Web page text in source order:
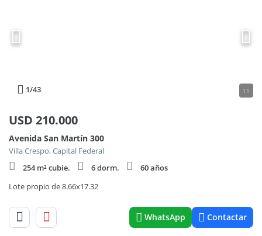
1/43 11
USD 210.000
Avenida San Martín 300
Villa Crespo, Capital Federal
254 m² cubie.
6 dorm.
60 años
Lote propio de 8.66x17.32
WhatsApp Contactar